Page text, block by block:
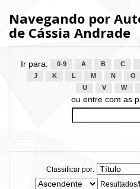
Navegando por
de Cássia Andrade
Ir para: 0-9 A B C
J
K L M N O
U
V W
ou entre com as
Classificar por: